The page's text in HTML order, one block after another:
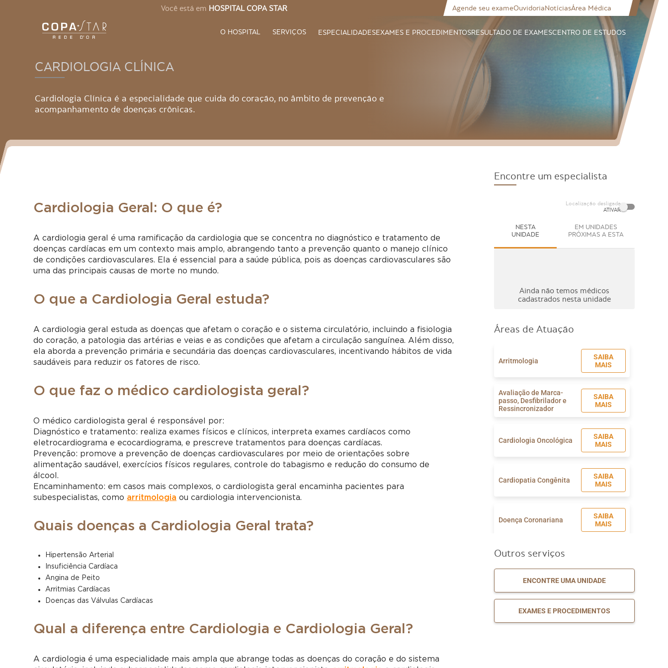
Você está em HOSPITAL COPA STAR Agende seu exameOuvidoriaNotíciasÁrea Médica
O HOSPITAL SERVIÇOS ESPECIALIDADESEXAMES E PROCEDIMENTOSRESULTADO DE EXAMESCENTRO DE ESTUDOS
CARDIOLOGIA CLÍNICA
Cardiologia Clínica é a especialidade que cuida do coração, no âmbito de prevenção e
acompanhamento de doenças crônicas.
Cardiologia Geral: O que é?
A cardiologia geral é uma ramificação da cardiologia que se concentra no diagnóstico e tratamento de
doenças cardíacas em um contexto mais amplo, abrangendo tanto a prevenção quanto o manejo clínico
de condições cardiovasculares. Ela é essencial para a saúde pública, pois as doenças cardiovasculares são
uma das principais causas de morte no mundo.
O que a Cardiologia Geral estuda?
A cardiologia geral estuda as doenças que afetam o coração e o sistema circulatório, incluindo a fisiologia
do coração, a patologia das artérias e veias e as condições que afetam a circulação sanguínea. Além disso,
ela aborda a prevenção primária e secundária das doenças cardiovasculares, incentivando hábitos de vida
saudáveis para reduzir os fatores de risco.
O que faz o médico cardiologista geral?
O médico cardiologista geral é responsável por:
Diagnóstico e tratamento: realiza exames físicos e clínicos, interpreta exames cardíacos como
eletrocardiograma e ecocardiograma, e prescreve tratamentos para doenças cardíacas.
Prevenção: promove a prevenção de doenças cardiovasculares por meio de orientações sobre
alimentação saudável, exercícios físicos regulares, controle do tabagismo e redução do consumo de
álcool.
Encaminhamento: em casos mais complexos, o cardiologista geral encaminha pacientes para
subespecialistas, como arritmologia ou cardiologia intervencionista.
Quais doenças a Cardiologia Geral trata?
Hipertensão Arterial
Insuficiência Cardíaca
Angina de Peito
Arritmias Cardíacas
Doenças das Válvulas Cardíacas
Qual a diferença entre Cardiologia e Cardiologia Geral?
A cardiologia é uma especialidade mais ampla que abrange todas as doenças do coração e do sistema
Encontre um especialista
Localização desligada
ATIVAR
NESTA
UNIDADE
EM UNIDADES
PRÓXIMAS A ESTA
Ainda não temos médicos
cadastrados nesta unidade
Áreas de Atuação
Arritmologia
SAIBA
MAIS
Avaliação de Marca-
passo, Desfibrilador e
Ressincronizador
SAIBA
MAIS
Cardiologia Oncológica
SAIBA
MAIS
Cardiopatia Congênita
SAIBA
MAIS
Doença Coronariana
SAIBA
MAIS
Tratamento de
SAIBA
Outros serviços
ENCONTRE UMA UNIDADE
EXAMES E PROCEDIMENTOS